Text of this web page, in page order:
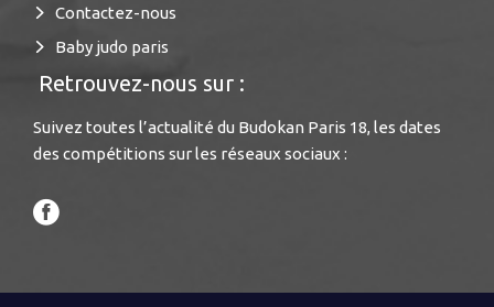
Contactez-nous
Baby judo paris
Retrouvez-nous sur :
Suivez toutes l’actualité du Budokan Paris 18, les dates
des compétitions sur les réseaux sociaux :